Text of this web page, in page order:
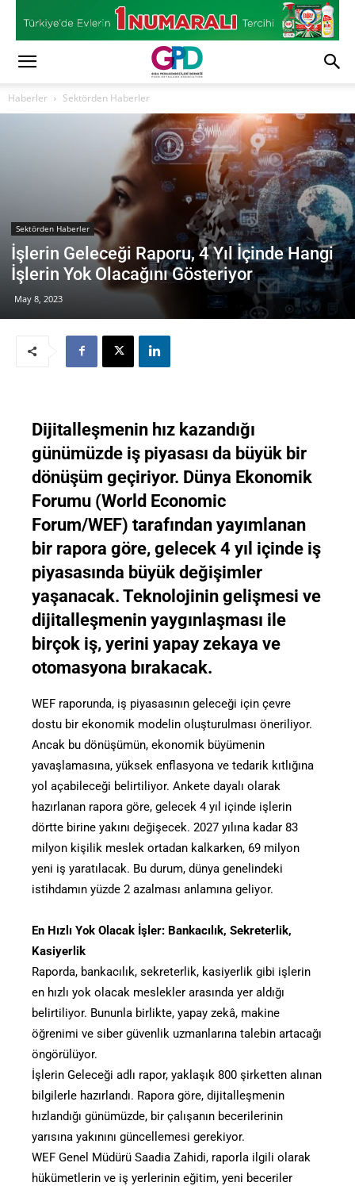
Haberler Sektörden Haberler
Sektörden Haberler
İşlerin Geleceği Raporu, 4 Yıl İçinde Hangi
İşlerin Yok Olacağını Gösteriyor
May 8, 2023
Dijitalleşmenin hız kazandığı
günümüzde iş piyasası da büyük bir
dönüşüm geçiriyor. Dünya Ekonomik
Forumu (World Economic
Forum/WEF) tarafından yayımlanan
bir rapora göre, gelecek 4 yıl içinde iş
piyasasında büyük değişimler
yaşanacak. Teknolojinin gelişmesi ve
dijitalleşmenin yaygınlaşması ile
birçok iş, yerini yapay zekaya ve
otomasyona bırakacak.
WEF raporunda, iş piyasasının geleceği için çevre
dostu bir ekonomik modelin oluşturulması öneriliyor.
Ancak bu dönüşümün, ekonomik büyümenin
yavaşlamasına, yüksek enflasyona ve tedarik kıtlığına
yol açabileceği belirtiliyor. Ankete dayalı olarak
hazırlanan rapora göre, gelecek 4 yıl içinde işlerin
dörtte birine yakını değişecek. 2027 yılına kadar 83
milyon kişilik meslek ortadan kalkarken, 69 milyon
yeni iş yaratılacak. Bu durum, dünya genelindeki
istihdamın yüzde 2 azalması anlamına geliyor.
En Hızlı Yok Olacak İşler: Bankacılık, Sekreterlik,
Kasiyerlik
Raporda, bankacılık, sekreterlik, kasiyerlik gibi işlerin
en hızlı yok olacak meslekler arasında yer aldığı
belirtiliyor. Bununla birlikte, yapay zekâ, makine
öğrenimi ve siber güvenlik uzmanlarına talebin artacağı
öngörülüyor.
İşlerin Geleceği adlı rapor, yaklaşık 800 şirketten alınan
bilgilerle hazırlandı. Rapora göre, dijitalleşmenin
hızlandığı günümüzde, bir çalışanın becerilerinin
yarısına yakınını güncellemesi gerekiyor.
WEF Genel Müdürü Saadia Zahidi, raporla ilgili olarak
hükümetlerin ve iş yerlerinin eğitim, yeni beceriler